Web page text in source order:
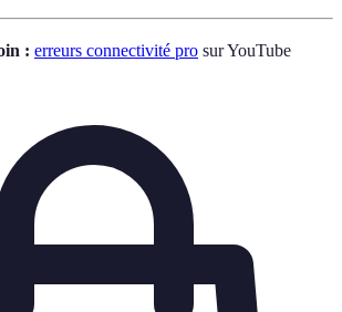
: erreurs connectivité pro sur YouTube